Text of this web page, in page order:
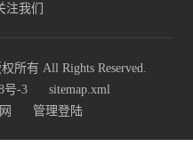
注我们
所有 All Rights Reserved.
号-3
sitemap.xml
管理登陆